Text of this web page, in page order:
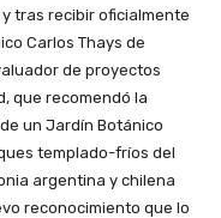
tras recibir oficialmente
Carlos Thays de
de proyectos
que recomendó la
un Jardín Botánico
templado-fríos del
argentina y chilena
reconocimiento que lo